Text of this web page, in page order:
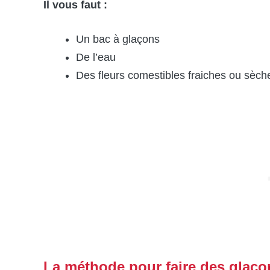
Il vous faut :
Un bac à glaçons
De l’eau
Des fleurs comestibles fraiches ou